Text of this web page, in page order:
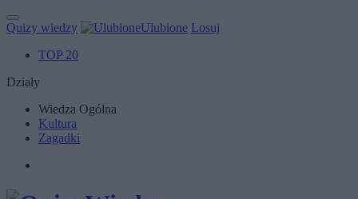
Quizy wiedzy Ulubione Losuj
TOP 20
Działy
Wiedza Ogólna
Kultura
Zagadki